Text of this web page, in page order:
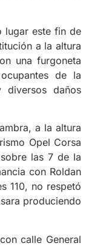
este fin de
a la altura
una furgoneta
de la
daños
a la altura
Opel Corsa
las 7 de la
con Roldan
110, no respetó
produciendo
calle General